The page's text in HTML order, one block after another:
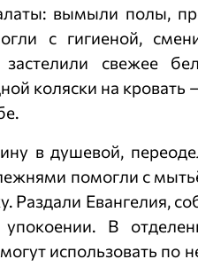
вымыли полы,
с гигиеной,
свежее
коляски на
в душевой,
помогли с
Раздали Евангелия,
В
использовать по